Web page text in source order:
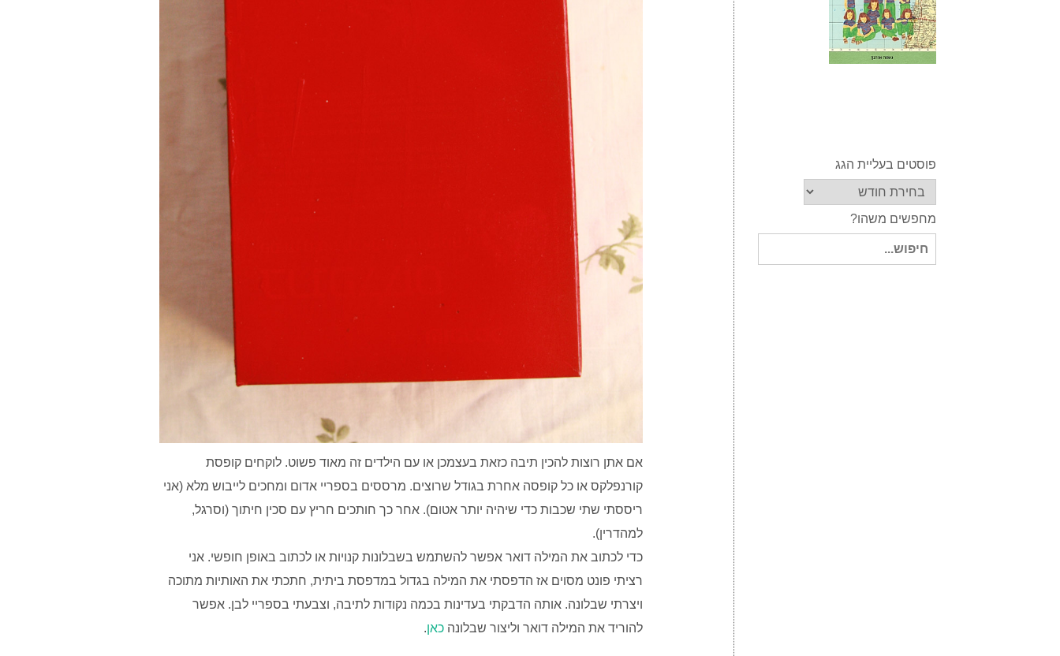
פוסטים בעליית הגג
מחפשים משהו?
חיפוש
עבור:
אם אתן רוצות להכין תיבה כזאת בעצמכן או עם הילדים זה מאוד פשוט. לוקחים קופסת
קורנפלקס או כל קופסה אחרת בגודל שרוצים. מרססים בספריי אדום ומחכים לייבוש מלא (אני
ריססתי שתי שכבות כדי שיהיה יותר אטום). אחר כך חותכים חריץ עם סכין חיתוך (וסרגל,
למהדרין).
כדי לכתוב את המילה דואר אפשר להשתמש בשבלונות קנויות או לכתוב באופן חופשי. אני
רציתי פונט מסוים אז הדפסתי את המילה בגדול במדפסת ביתית, חתכתי את האותיות מתוכה
ויצרתי שבלונה. אותה הדבקתי בעדינות בכמה נקודות לתיבה, וצבעתי בספריי לבן. אפשר
להוריד את המילה דואר וליצור שבלונה כאן.